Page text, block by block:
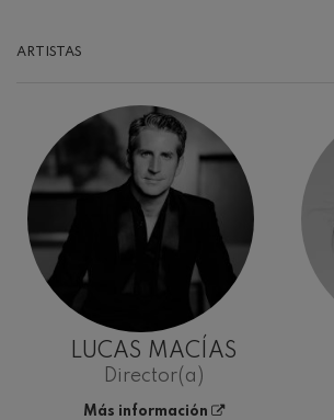
ARTISTAS
LUCAS MACÍAS
Director(a)
Más información